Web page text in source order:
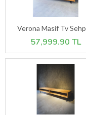
Verona Masif Tv
57,999.90 TL